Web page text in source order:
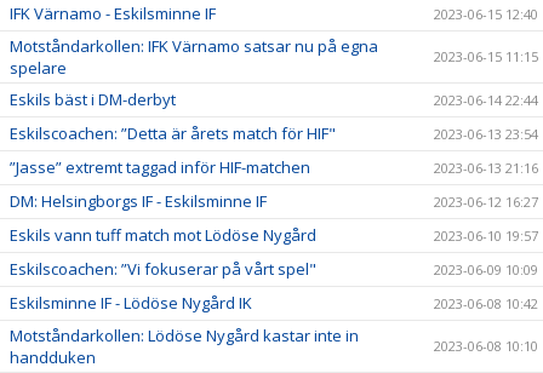
IFK Värnamo - Eskilsminne IF 2023-06-15 12:40
Motståndarkollen: IFK Värnamo satsar nu på egna
spelare
2023-06-15 11:15
Eskils bäst i DM-derbyt 2023-06-14 22:44
Eskilscoachen: ”Detta är årets match för HIF" 2023-06-13 23:54
”Jasse” extremt taggad inför HIF-matchen 2023-06-13 21:16
DM: Helsingborgs IF - Eskilsminne IF 2023-06-12 16:27
Eskils vann tuff match mot Lödöse Nygård 2023-06-10 19:57
Eskilscoachen: ”Vi fokuserar på vårt spel" 2023-06-09 10:09
Eskilsminne IF - Lödöse Nygård IK 2023-06-08 10:42
Motståndarkollen: Lödöse Nygård kastar inte in
handduken
2023-06-08 10:10